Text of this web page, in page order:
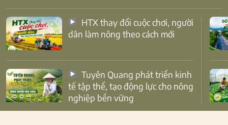
dân làm nông theo cách mới
tế tập thể, tạo động lực cho nông
nghiệp bền vững